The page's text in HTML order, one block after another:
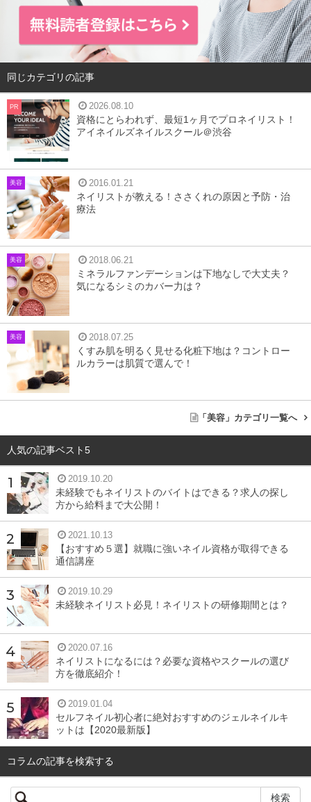
シアーメイクとは？
シアー（sheer）とは、ごく薄い・透き通るような・透明
感などの意味を持っていて、シアーメイクとは薄づきでナ
チュラルな、素肌感のあるメイクのことを言います。
ばっちりメイクしてます！といった、やりすぎ感がないの
に健康的な血色の良さを感じるのが魅力。ナチュラルメイ
クを好む女性は多いので、広く受け入れられているメイク
方法です。
シアーな質感を求める流行から、化粧品各社でも薄づきを
主張するアイテムが増えています。
例えば、
・毛穴などの気になる肌悩みは解消しつつ、素肌がキレイ
になったかのように演出してくれるファンデーション
・もともとの血色が良いかのように、唇にほんのりと色づ
けしてくれるリップ
・肌の内側から発色しているかのようなチーク
など、続々と発売されています。
これらのアイテムを上手に使って、シアーな冬メイクを楽
しんでみましょう。
「透明感のある肌」の基本
同じカテゴリの記事
PR 2026.08.10
資格にとらわれず、最短1ヶ月でプロネイリスト！
アイネイルズネイルスクール＠渋谷
美容 2016.01.21
ネイリストが教える！ささくれの原因と予防・治
療法
美容 2018.06.21
ミネラルファンデーションは下地なしで大丈夫？
気になるシミのカバー力は？
美容 2018.07.25
くすみ肌を明るく見せる化粧下地は？コントロー
ルカラーは肌質で選んで！
「美容」カテゴリ一覧へ
人気の記事ベスト5
2019.10.20
未経験でもネイリストのバイトはできる？求人の探し
方から給料まで大公開！
2021.10.13
【おすすめ５選】就職に強いネイル資格が取得できる
通信講座
2019.10.29
未経験ネイリスト必見！ネイリストの研修期間とは？
2020.07.16
ネイリストになるには？必要な資格やスクールの選び
方を徹底紹介！
2019.01.04
セルフネイル初心者に絶対おすすめのジェルネイルキ
ットは【2020最新版】
コラムの記事を検索する